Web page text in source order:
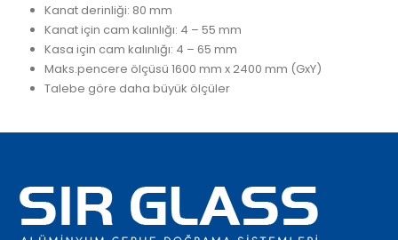
Kanat derinliği: 80 mm
Kanat için cam kalınlığı: 4 – 55 mm
Kasa için cam kalınlığı: 4 – 65 mm
Maks.pencere ölçüsü 1600 mm x 2400 mm (GxY)
Talebe göre daha büyük ölçüler